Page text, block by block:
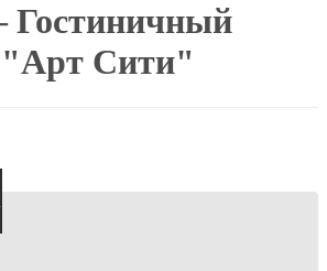
"Арт Сити"